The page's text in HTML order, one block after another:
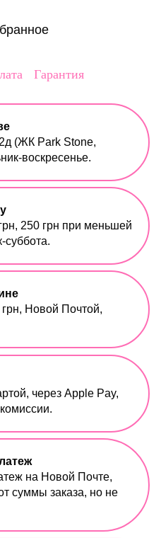
Гарантия
(ЖК Park Stone,
воскресенье.
250 грн при меньшей
суббота.
Новой Почтой,
через Apple Pay,
на Новой Почте,
суммы заказа, но не